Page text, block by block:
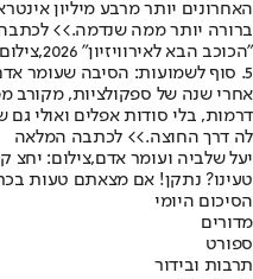
האחרונים יותר מרבע מיליון
ברורה יותר ממה שנדמה.>>
"הכוכב הבא לאירוויזיון" 2026,צילום: אלון שפרנסקי
5. סוף לשמועות: הסיבה שעומר אדם ויעל שלביה נפרדו נחשפת
אחרי שנה של ספקולציות, מקורב
דרמות, בלי סודות אפלים ואולי
לה דרך החוצה.>> לכתבה המלאה
יעל שלביה ועומר אדם,צילום: יחצ
טעינו? נתקן! אם מצאתם טעות
הסיכום היומי
מדורים
ספורט
תרבות ובידור